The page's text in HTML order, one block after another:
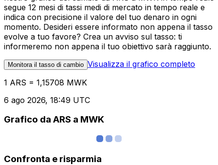
segue 12 mesi di tassi medi di mercato in tempo reale e
indica con precisione il valore del tuo denaro in ogni
momento. Desideri essere informato non appena il tasso
evolve a tuo favore? Crea un avviso sul tasso: ti
informeremo non appena il tuo obiettivo sarà raggiunto.
Monitora il tasso di cambio Visualizza il grafico completo
1 ARS = 1,15708 MWK
6 ago 2026, 18:49 UTC
Grafico da ARS a MWK
Confronta e risparmia